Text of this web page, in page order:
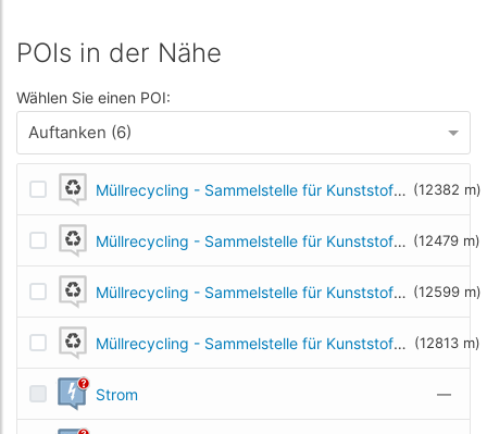
POIs in der Nähe
Wählen Sie einen POI:
Auftanken (6)
Müllrecycling - Sammelstelle für Kunststoff- und Metalmüll (12382 m)
Müllrecycling - Sammelstelle für Kunststoff- und Metalmüll (12479 m)
Müllrecycling - Sammelstelle für Kunststoff- und Metalmüll (12599 m)
Müllrecycling - Sammelstelle für Kunststoff- und Metalmüll (12813 m)
Strom —